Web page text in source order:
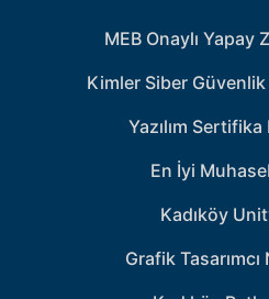
MEB Onaylı Yapay
Kimler Siber Güvenlik
Yazılım Sertifika
En İyi
Kadıköy
Grafik Tasarımcı